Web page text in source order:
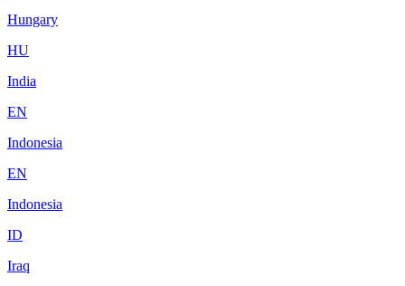
Hungary
HU
India
EN
Indonesia
EN
Indonesia
ID
Iraq